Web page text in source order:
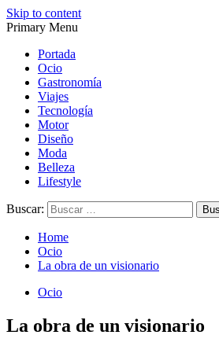
Skip to content
Primary Menu
Portada
Ocio
Gastronomía
Viajes
Tecnología
Motor
Diseño
Moda
Belleza
Lifestyle
Buscar:
Home
Ocio
La obra de un visionario
Ocio
La obra de un visionario